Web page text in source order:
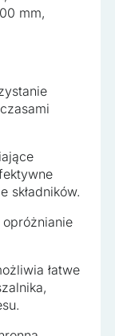
mm,
składników.
łatwe